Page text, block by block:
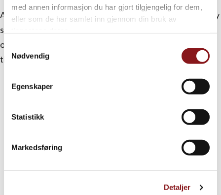
med annen informasjon du har gjort tilgjengelig for dem,
eller som de har samlet inn gjennom din bruk av
Samtykkevalg
Nødvendig
Egenskaper
Statistikk
Markedsføring
Detaljer
Automn in Elverum can be wonderful – nice colors, earthy
smell, misty atmosphere. Being in the forest at that time
of the year to pick berries and mushrooms is an activity
that many Norwegians enjoy. So, we had to try…